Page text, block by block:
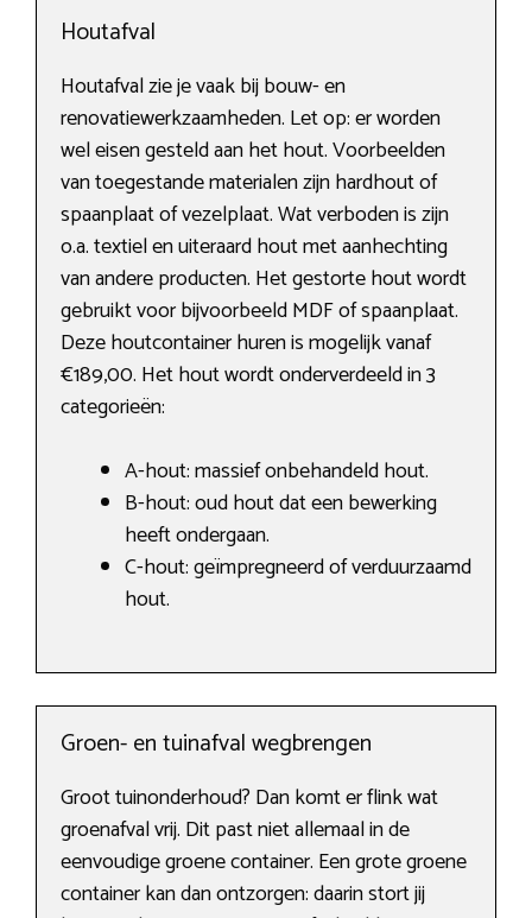
Houtafval
Houtafval zie je vaak bij bouw- en
renovatiewerkzaamheden. Let op: er worden
wel eisen gesteld aan het hout. Voorbeelden
van toegestande materialen zijn hardhout of
spaanplaat of vezelplaat. Wat verboden is zijn
o.a. textiel en uiteraard hout met aanhechting
van andere producten. Het gestorte hout wordt
gebruikt voor bijvoorbeeld MDF of spaanplaat.
Deze houtcontainer huren is mogelijk vanaf
€189,00. Het hout wordt onderverdeeld in 3
categorieën:
A-hout: massief onbehandeld hout.
B-hout: oud hout dat een bewerking
heeft ondergaan.
C-hout: geïmpregneerd of verduurzaamd
hout.
Groen- en tuinafval wegbrengen
Groot tuinonderhoud? Dan komt er flink wat
groenafval vrij. Dit past niet allemaal in de
eenvoudige groene container. Een grote groene
container kan dan ontzorgen: daarin stort jij